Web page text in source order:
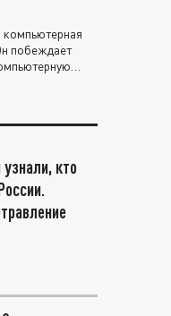
побеждает
кто